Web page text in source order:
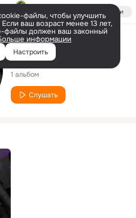
Войти
файлы, чтобы улучшить
ваш возраст менее 13 лет,
файлы должен ваш законный
информации
Настроить
Исполнитель
Kayden Murk
1 альбом
Слушать